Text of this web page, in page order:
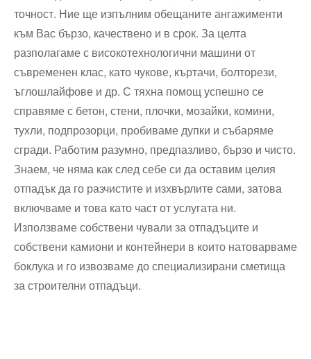
точност. Ние ще изпълним обещаните ангажименти
към Вас бързо, качествено и в срок. За целта
разполагаме с високотехнологични машини от
съвременен клас, като чукове, къртачи, болторези,
ъглошлайфове и др. С тяхна помощ успешно се
справяме с бетон, стени, плочки, мозайки, комини,
тухли, подпрозорци, пробиваме дупки и събаряме
сгради. Работим разумно, предпазливо, бързо и чисто.
Знаем, че няма как след себе си да оставим целия
отпадък да го разчистите и изхвърлите сами, затова
включваме и това като част от услугата ни.
Използваме собствени чували за отпадъците и
собствени камиони и контейнери в които натоварваме
боклука и го извозваме до специализирани сметища
за строителни отпадъци.